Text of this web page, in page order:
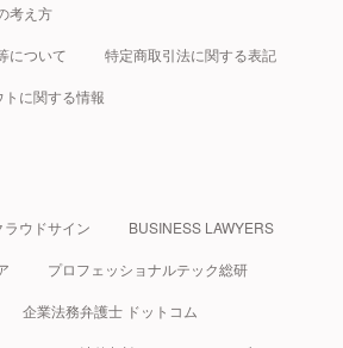
考え方
について 特定商取引法に関する表記
トに関する情報
ラウドサイン BUSINESS LAWYERS
プロフェッショナルテック総研
企業法務弁護士 ドットコム